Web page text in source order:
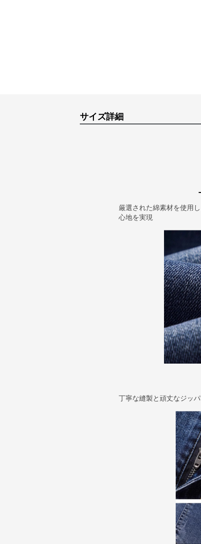
サイズ詳細
厳選された綿素材を使用
心地を実現
丁寧な縫製と頑丈なジッ